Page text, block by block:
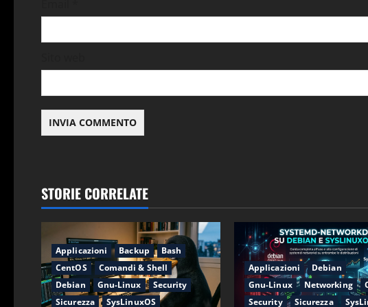
c
o
l
o
STORIE CORRELATE
Applicazioni Backup
Bash
CentOS
Comandi & Shell
Debian
Gnu-Linux
Security
Sicurezza
SysLinuxOS
Applicazioni
Debian
Gnu-Linux
Networking
Security
Sicurezza